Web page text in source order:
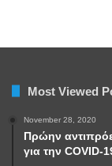
Most Viewed
November 28, 2020
Πρώην
για την COVID-